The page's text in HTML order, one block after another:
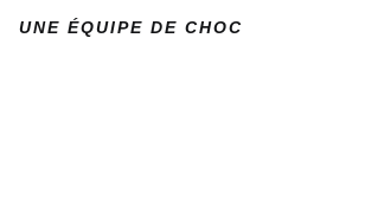
UNE ÉQUIPE DE CHOC